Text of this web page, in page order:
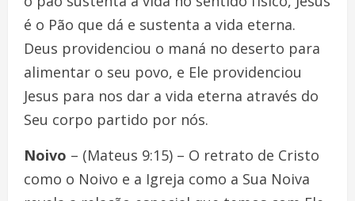
é o Pão que dá e sustenta a vida eterna.
Deus providenciou o maná no deserto para
alimentar o seu povo, e Ele providenciou
Jesus para nos dar a vida eterna através do
Seu corpo partido por nós.
Noivo – (Mateus 9:15) – O retrato de Cristo
como o Noivo e a Igreja como a Sua Noiva